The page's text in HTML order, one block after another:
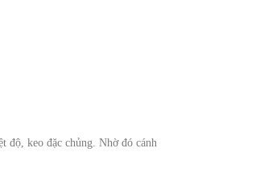
độ, keo đặc chủng. Nhờ đó cánh